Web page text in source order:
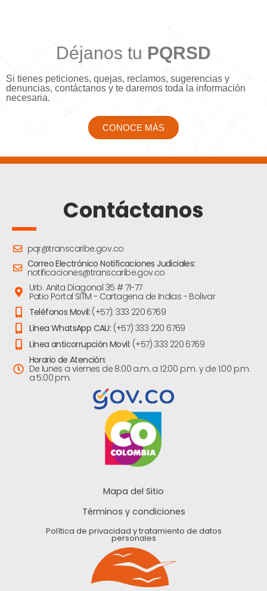
Déjanos tu PQRSD
Si tienes peticiones, quejas, reclamos, sugerencias y
denuncias, contáctanos y te daremos toda la información
necesaria.
CONOCE MÁS
Contáctanos
pqr@transcaribe.gov.co
Correo Electrónico Notificaciones Judiciales:
notificaciones@transcaribe.gov.co
Urb. Anita Diagonal 35 # 71-77
Patio Portal SITM - Cartagena de Indias - Bolivar
Teléfonos Movil: (+57): 333 220 6769
Línea WhatsApp CAU: (+57) 333 220 6769
Línea anticorrupción Movil: (+57) 333 220 6769
Horario de Atención:
De lunes a viernes de 8:00 a.m. a 12:00 p.m. y de 1:00 p.m.
a 5:00 pm.
Mapa del Sitio
Términos y condiciones
Política de privacidad y tratamiento de datos
personales